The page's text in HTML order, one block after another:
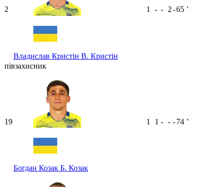
2
Владислав Кристін В. Кристін
1 - - 2-65 ʼ
півзахисник
19
Богдан Козак Б. Козак
1 1 - - -74 ʼ